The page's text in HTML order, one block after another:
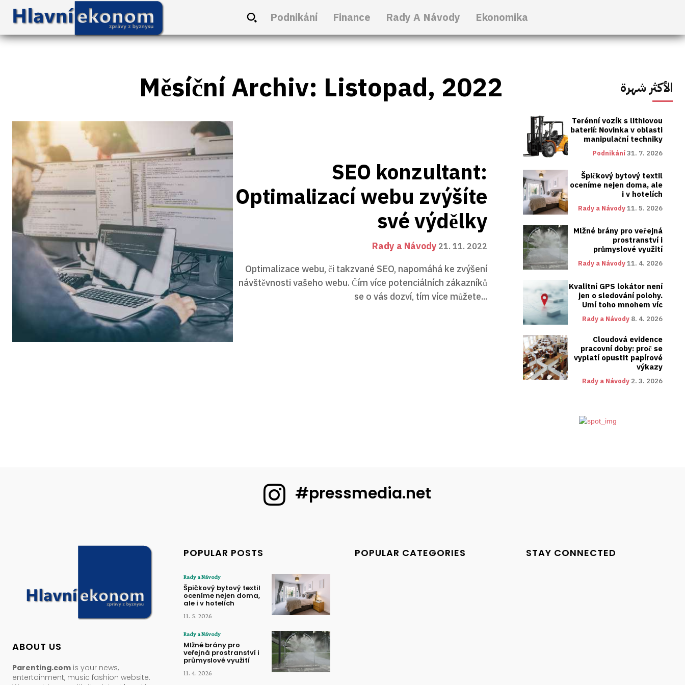
Podnikání Finance Rady A Návody Ekonomika
Měsíční Archiv: Listopad, 2022
SEO konzultant:
Optimalizací webu zvýšíte
své výdělky
Rady a Návody 21. 11. 2022
Optimalizace webu, či takzvané SEO, napomáhá ke zvýšení
návštěvnosti vašeho webu. Čím více potenciálních zákazníků
se o vás dozví, tím více můžete...
الأكثر شهرة
Terénní vozík s lithiovou
baterií: Novinka v oblasti
manipulační techniky
Podnikání31. 7. 2026
Špičkový bytový textil
oceníme nejen doma, ale
i v hotelích
Rady a Návody11. 5. 2026
Mlžné brány pro veřejná
prostranství i
průmyslové využití
Rady a Návody11. 4. 2026
Kvalitní GPS lokátor není
jen o sledování polohy.
Umí toho mnohem víc
Rady a Návody 8. 4. 2026
Cloudová evidence
pracovní doby: proč se
vyplatí opustit papírové
výkazy
Rady a Návody 2. 3. 2026
#pressmedia.net
ABOUT US
Parenting.com is your news,
entertainment, music fashion website.
POPULAR POSTS
Rady a Návody
Špičkový bytový textil
oceníme nejen doma,
ale i v hotelích
11. 5. 2026
Rady a Návody
Mlžné brány pro
veřejná prostranství i
průmyslové využití
11. 4. 2026
POPULAR CATEGORIES STAY CONNECTED